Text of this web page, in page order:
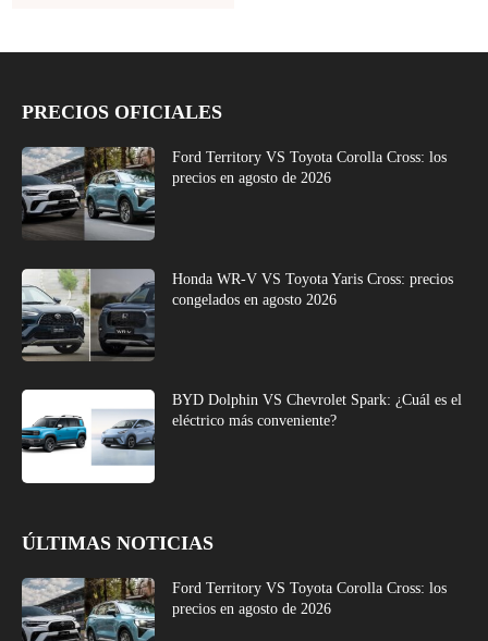
PRECIOS OFICIALES
Ford Territory VS Toyota Corolla Cross: los
precios en agosto de 2026
Honda WR-V VS Toyota Yaris Cross: precios
congelados en agosto 2026
BYD Dolphin VS Chevrolet Spark: ¿Cuál es el
eléctrico más conveniente?
ÚLTIMAS NOTICIAS
Ford Territory VS Toyota Corolla Cross: los
precios en agosto de 2026